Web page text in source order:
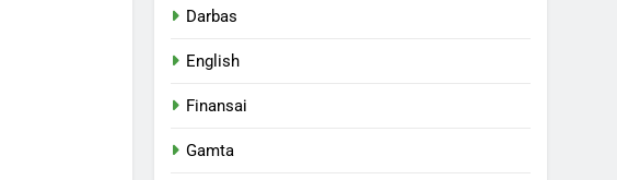
Darbas
English
Finansai
Gamta